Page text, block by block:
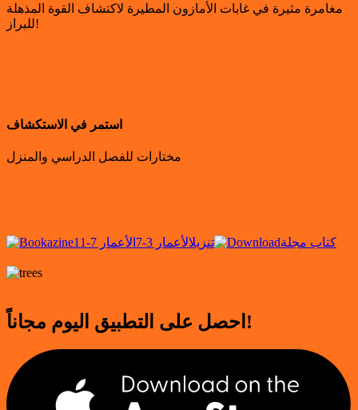
مغامرة مثيرة في غابات الأمازون المطيرة لاكتشاف القوة المذهلة
للبراز!
استمر في الاستكشاف
مختارات للفصل الدراسي والمنزل
كتاب مجلة تنزيلالأعمار 3-7 الأعمار 7-11
احصل على التطبيق اليوم مجاناً!